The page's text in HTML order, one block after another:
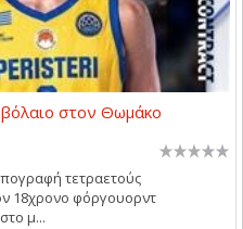
στον Θωμάκο
τετραετούς
18χρονο φόργουορντ
μ...